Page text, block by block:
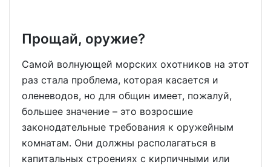
Прощай, оружие?
Самой волнующей морских охотников на этот
раз стала проблема, которая касается и
оленеводов, но для общин имеет, пожалуй,
большее значение – это возросшие
законодательные требования к оружейным
комнатам. Они должны располагаться в
капитальных строениях с кирпичными или